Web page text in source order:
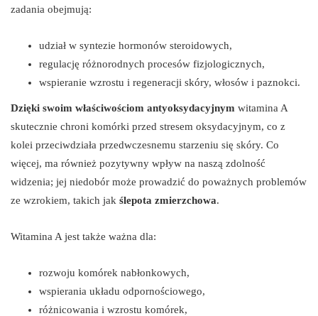
zadania obejmują:
udział w syntezie hormonów steroidowych,
regulację różnorodnych procesów fizjologicznych,
wspieranie wzrostu i regeneracji skóry, włosów i paznokci.
Dzięki swoim właściwościom antyoksydacyjnym witamina A
skutecznie chroni komórki przed stresem oksydacyjnym, co z
kolei przeciwdziała przedwczesnemu starzeniu się skóry. Co
więcej, ma również pozytywny wpływ na naszą zdolność
widzenia; jej niedobór może prowadzić do poważnych problemów
ze wzrokiem, takich jak ślepota zmierzchowa.
Witamina A jest także ważna dla:
rozwoju komórek nabłonkowych,
wspierania układu odpornościowego,
różnicowania i wzrostu komórek,